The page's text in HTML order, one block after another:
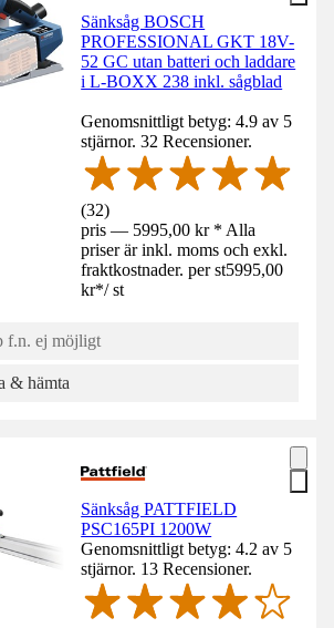
Sänksåg BOSCH
PROFESSIONAL GKT 18V-
52 GC utan batteri och laddare
i L-BOXX 238 inkl. sågblad
Genomsnittligt betyg: 4.9 av 5
stjärnor. 32 Recensioner.
(32)
pris — 5995,00 kr * Alla
priser är inkl. moms och exkl.
fraktkostnader. per st5995,00
kr*/ st
f.n. ej möjligt
& hämta
Sänksåg PATTFIELD
PSC165PI 1200W
Genomsnittligt betyg: 4.2 av 5
stjärnor. 13 Recensioner.